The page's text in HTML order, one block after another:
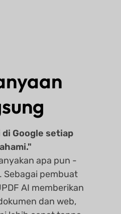
Google setiap
apa pun -
Sebagai pembuat
AI memberikan
dan web,